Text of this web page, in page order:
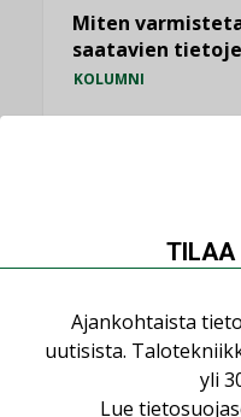
Miten
saatavien
KOLUMNI
KATSO KAIKKI
TILAA
Ajankohtaista
uutisista.
yli
Lue